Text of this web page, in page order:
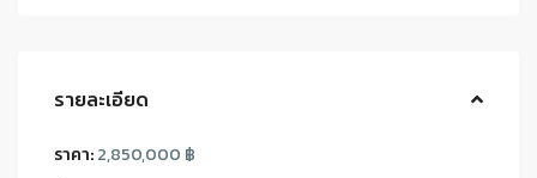
รายละเอียด
ราคา:2,850,000 ฿